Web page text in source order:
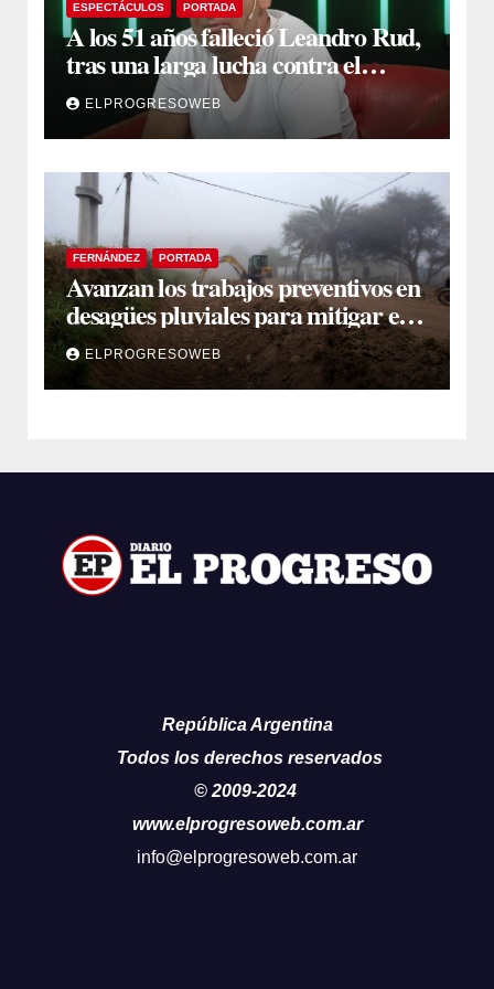
ESPECTÁCULOS PORTADA
A los 51 años falleció Leandro Rud,
tras una larga lucha contra el
cáncer
ELPROGRESOWEB
FERNÁNDEZ PORTADA
Avanzan los trabajos preventivos en
desagües pluviales para mitigar el
impacto de la temporada de lluvias
ELPROGRESOWEB
República Argentina
Todos los derechos reservados
© 2009-2024
www.elprogresoweb.com.ar
info@elprogresoweb.com.ar